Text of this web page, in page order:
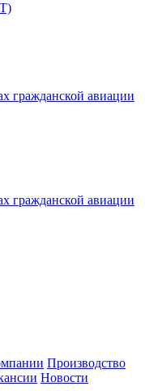
гражданской авиации
гражданской авиации
Производство
Новости